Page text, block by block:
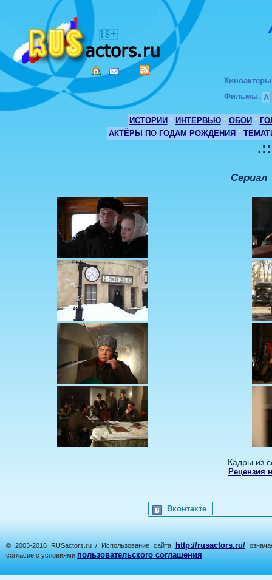
Киноактеры
Фильмы: А
ИСТОРИИ * ИНТЕРВЬЮ * ОБОИ *
АКТЁРЫ ПО ГОДАМ РОЖДЕНИЯ *
Кадры из
Рецензия
Вконтакте
© 2003-2016 RUSactors.ru / Использование сайта http://rusactors.ru/
согласие с условиями пользовательского соглашения